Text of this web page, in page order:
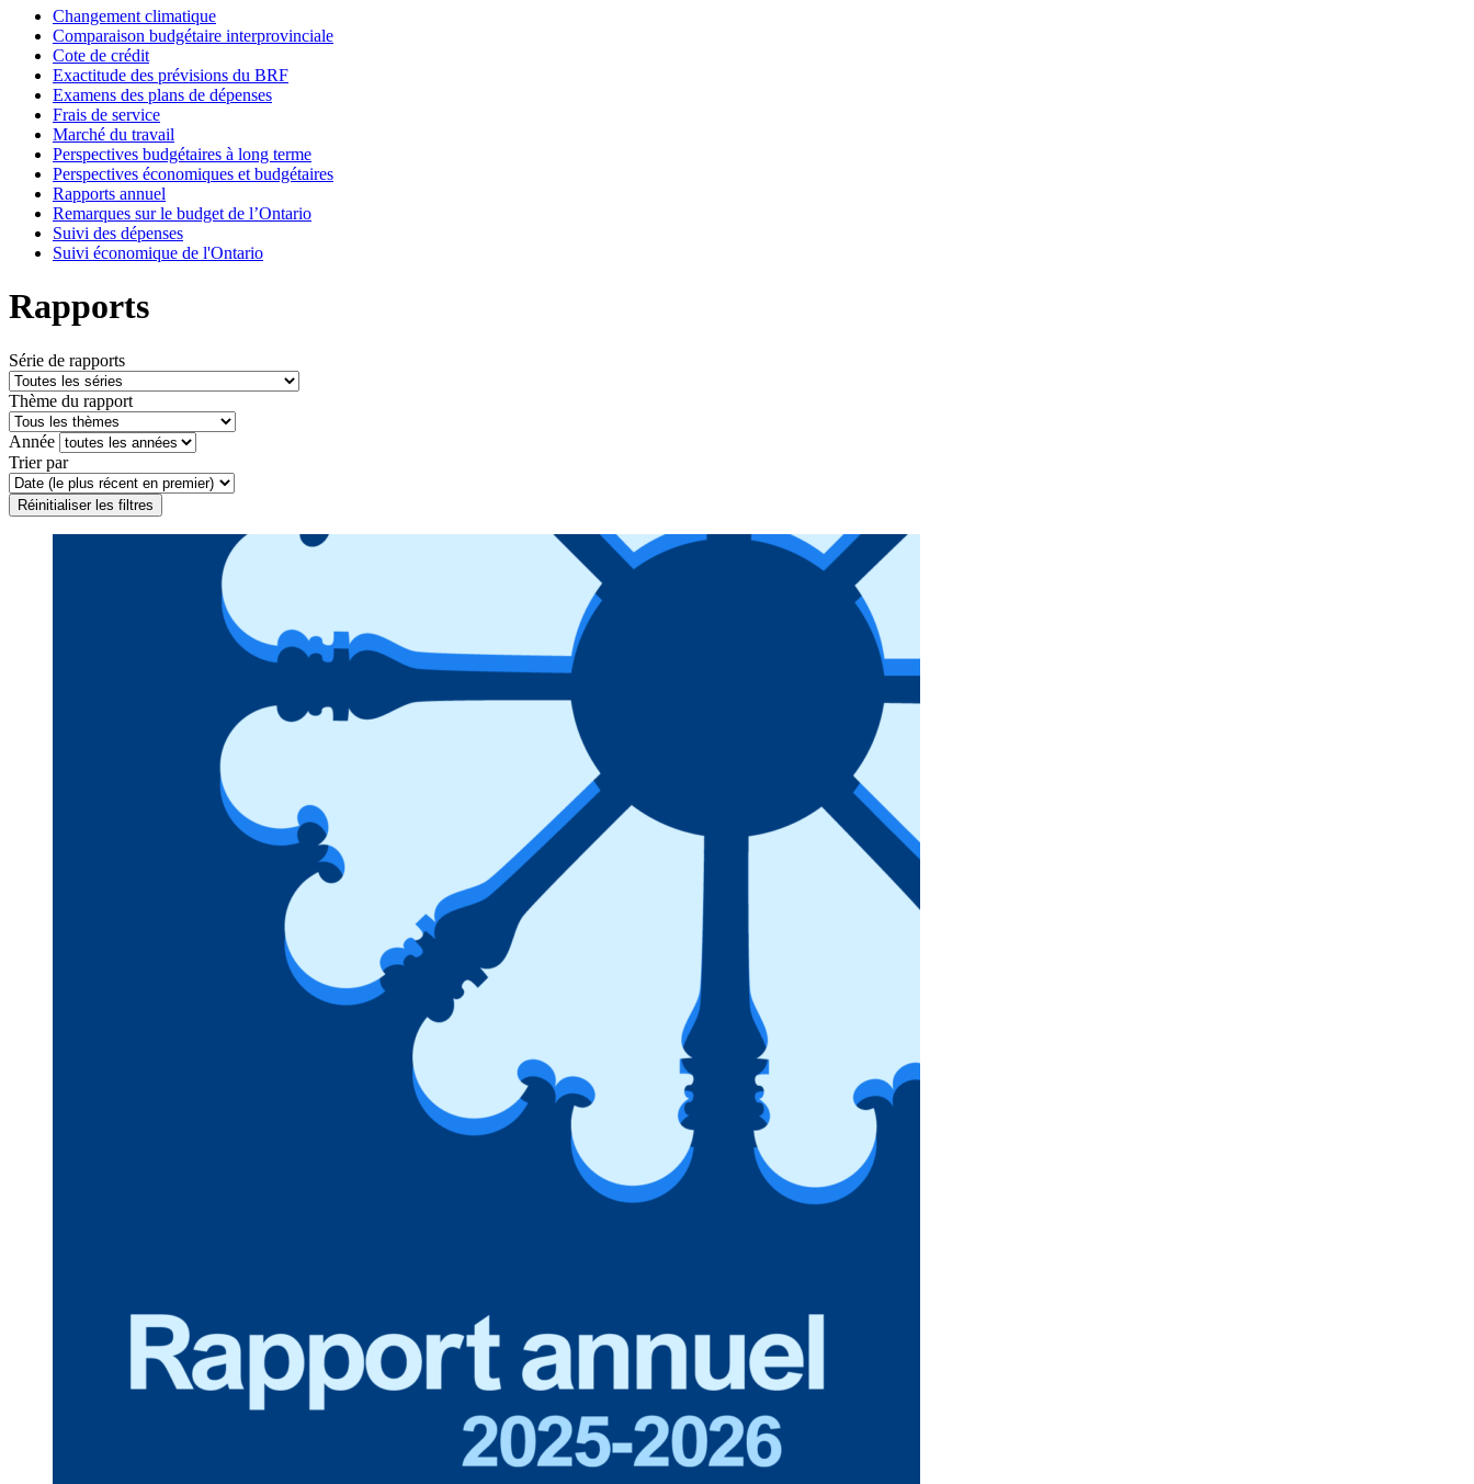
Changement climatique
Comparaison budgétaire interprovinciale
Cote de crédit
Exactitude des prévisions du BRF
Examens des plans de dépenses
Frais de service
Marché du travail
Perspectives budgétaires à long terme
Perspectives économiques et budgétaires
Rapports annuel
Remarques sur le budget de l’Ontario
Suivi des dépenses
Suivi économique de l'Ontario
Rapports
Série de rapports
Thème du rapport
Année
Trier par
Réinitialiser les filtres